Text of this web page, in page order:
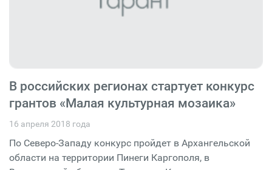
В российских регионах стартует конкурс
грантов «Малая культурная мозаика»
16 апреля 2018 года
По Северо-Западу конкурс пройдет в Архангельской
области на территории Пинеги Каргополя, в